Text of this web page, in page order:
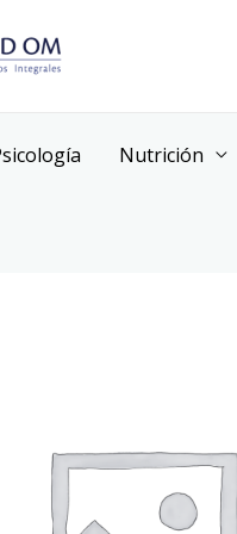
Nutrición